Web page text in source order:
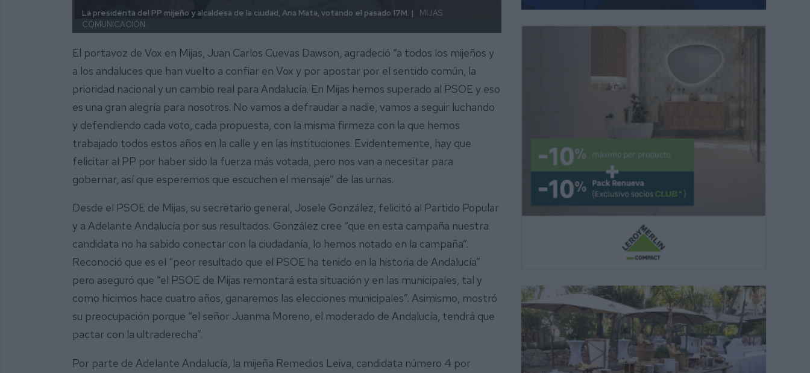
La presidenta del PP mijeño y alcaldesa de la ciudad, Ana Mata, votando el pasado 17M. |
MIJAS
COMUNICACIÓN.
Juan Carlos Cuevas Dawson, portavoz de Vox en Mijas, ejerciendo su
COMUNICACIÓN.
El portavoz de Vox en Mijas, Juan Carlos Cuevas Dawson, agradeció “a todos los mijeños y
a los andaluces que han vuelto a confiar en Vox y por apostar por el sentido común, la
prioridad nacional y un cambio real para Andalucía. En Mijas hemos superado al PSOE y eso
es una gran alegría para nosotros. No vamos a defraudar a nadie, vamos a seguir luchando
y defendiendo cada voto, cada propuesta, con la misma firmeza con la que hemos
trabajado todos estos años en la calle y en las instituciones. Evidentemente, hay que
felicitar al PP por haber sido la fuerza más votada, pero nos van a necesitar para
gobernar, así que esperemos que escuchen el mensaje” de las urnas.
Desde el PSOE de Mijas, su secretario general, Josele González, felicitó al Partido Popular
y a Adelante Andalucía por sus resultados. González cree “que en esta campaña nuestra
candidata no ha sabido conectar con la ciudadanía, lo hemos notado en la campaña”.
Reconoció que es el “peor resultado que el PSOE ha tenido en la historia de Andalucía”
pero aseguró que “el PSOE de Mijas remontará esta situación y en las municipales, tal y
como hicimos hace cuatro años, ganaremos las elecciones municipales”. Asimismo, mostró
su preocupación porque “el señor Juanma Moreno, el moderado de Andalucía, tendrá que
pactar con la ultraderecha”.
Por parte de Adelante Andalucía, la mijeña Remedios Leiva, candidata número 4 por